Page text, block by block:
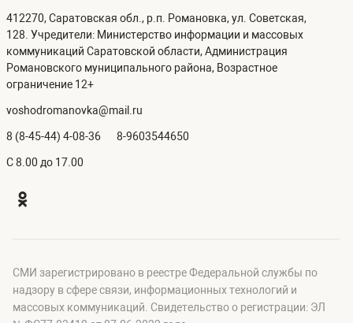
412270, Саратовская обл., р.п. Романовка, ул. Советская,
128. Учредители: Министерство информации и массовых
коммуникаций Саратовской области, Администрация
Романовского муниципального района, Возрастное
ограничение 12+
voshodromanovka@mail.ru
8 (8-45-44) 4-08-36 8-9603544650
C 8.00 до 17.00
СМИ зарегистрировано в реестре Федеральной службы по
надзору в сфере связи, информационных технологий и
массовых коммуникаций. Свидетельство о регистрации: ЭЛ